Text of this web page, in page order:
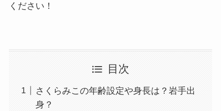
ください！
目次
さくらみこの年齢設定や身長は？岩手出
身？